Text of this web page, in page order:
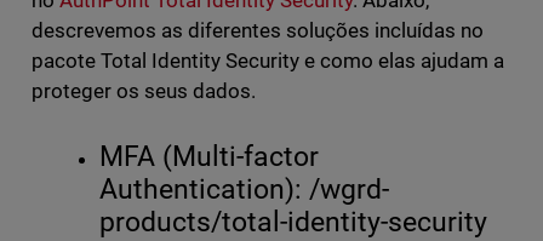
descrevemos as diferentes soluções incluídas no
pacote Total Identity Security e como elas ajudam a
proteger os seus dados.
MFA (Multi-factor
Authentication): /wgrd-
products/total-identity-security